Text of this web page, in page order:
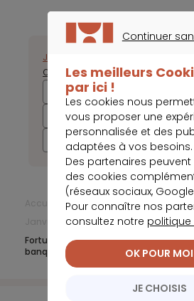
2025 2024
2021
2020 2019
2017
Janvier
OctobreNovembre Décembre
Frais bancaires
Janvier 2019
Fortuneo et Boursorama se battent
banque la moins chère
Continuer
Les meilleurs
par ici !
Les cookies nous
vous proposer une
personnalisée et des
adaptées à vos besoins.
Des partenaires
des cookies
(réseaux sociaux,
Pour connaître nos
consultez notre politique
JE CHOISIS
OK POUR MOI